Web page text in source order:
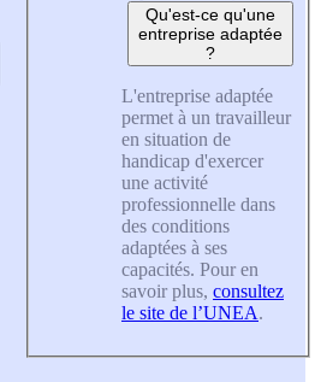
Qu'est-ce qu'une
entreprise adaptée
?
L'entreprise adaptée
permet à un travailleur
en situation de
handicap d'exercer
une activité
professionnelle dans
des conditions
adaptées à ses
capacités. Pour en
savoir plus, consultez
le site de l’UNEA.